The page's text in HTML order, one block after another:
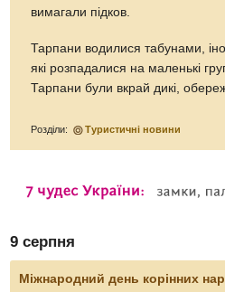
вимагали підков.
Тарпани водилися табунами,
які розпадалися на маленькі
Тарпани були вкрай дикі,
Розділи: Туристичні новини
9 серпня
Міжнародний день корінних